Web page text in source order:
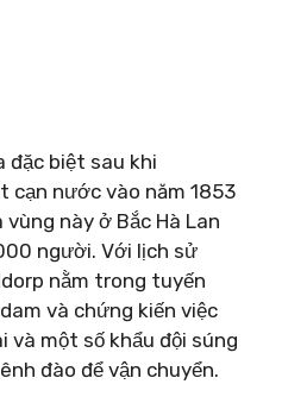
đặc biệt sau khi
cạn nước vào năm 1853
này ở Bắc Hà Lan
người. Với lịch sử
nằm trong tuyến
và chứng kiến ​​việc
và một số khẩu đội súng
đào để vận chuyển.